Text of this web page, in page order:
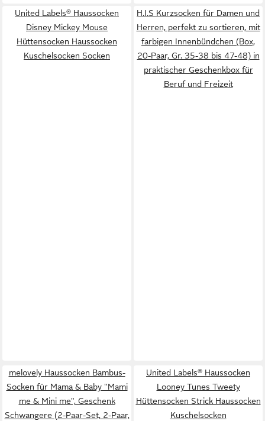
United Labels® Haussocken
Disney Mickey Mouse
Hüttensocken Haussocken
Kuschelsocken Socken
H.I.S Kurzsocken für Damen und
Herren, perfekt zu sortieren, mit
farbigen Innenbündchen (Box,
20-Paar, Gr. 35-38 bis 47-48) in
praktischer Geschenkbox für
Beruf und Freizeit
melovely Haussocken Bambus-
Socken für Mama & Baby "Mami
me & Mini me", Geschenk
Schwangere (2-Paar-Set, 2-Paar,
United Labels® Haussocken
Looney Tunes Tweety
Hüttensocken Strick Haussocken
Kuschelsocken